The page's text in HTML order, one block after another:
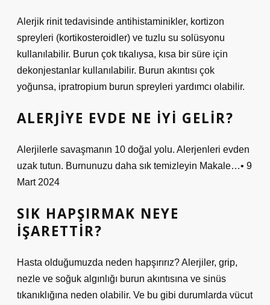
Alerjik rinit tedavisinde antihistaminikler, kortizon
spreyleri (kortikosteroidler) ve tuzlu su solüsyonu
kullanılabilir. Burun çok tıkalıysa, kısa bir süre için
dekonjestanlar kullanılabilir. Burun akıntısı çok
yoğunsa, ipratropium burun spreyleri yardımcı olabilir.
ALERJIYE EVDE NE IYI GELIR?
Alerjilerle savaşmanın 10 doğal yolu. Alerjenleri evden
uzak tutun. Burnunuzu daha sık temizleyin Makale…• 9
Mart 2024
SIK HAPŞIRMAK NEYE
IŞARETTIR?
Hasta olduğumuzda neden hapşırırız? Alerjiler, grip,
nezle ve soğuk algınlığı burun akıntısına ve sinüs
tıkanıklığına neden olabilir. Ve bu gibi durumlarda vücut